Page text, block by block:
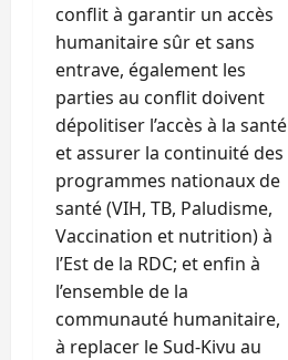
conflit à garantir un accès
humanitaire sûr et sans
entrave, également les
parties au conflit doivent
dépolitiser l’accès à la santé
et assurer la continuité des
programmes nationaux de
santé (VIH, TB, Paludisme,
Vaccination et nutrition) à
l’Est de la RDC; et enfin à
l’ensemble de la
communauté humanitaire,
à replacer le Sud-Kivu au